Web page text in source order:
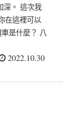
深。 這次我
在這裡可以
是什麼？ 八
2022.10.30